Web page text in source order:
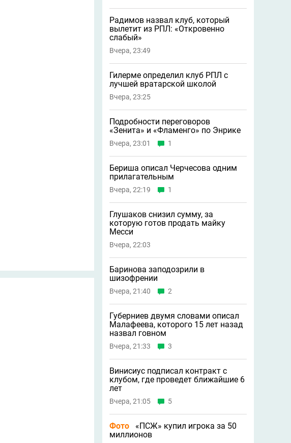
Радимов назвал клуб, который
вылетит из РПЛ: «Откровенно
слабый»
Вчера, 23:49
Гилерме определил клуб РПЛ с
лучшей вратарской школой
Вчера, 23:25
Подробности переговоров
«Зенита» и «Фламенго» по Энрике
Вчера, 23:01 1
Бериша описал Черчесова одним
прилагательным
Вчера, 22:19 1
Глушаков снизил сумму, за
которую готов продать майку
Месси
Вчера, 22:03
Баринова заподозрили в
шизофрении
Вчера, 21:40 2
Губерниев двумя словами описал
Малафеева, которого 15 лет назад
назвал говном
Вчера, 21:33 3
Винисиус подписал контракт с
клубом, где проведет ближайшие 6
лет
Вчера, 21:05 5
Фото
«ПСЖ» купил игрока за 50
миллионов